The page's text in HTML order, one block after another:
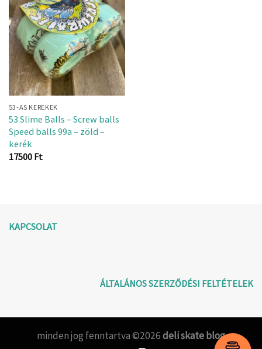
53-AS KEREKEK
53 Slime Balls – Screw balls
Speed balls 99a – zöld –
kerék
17500 Ft
KAPCSOLAT
ÁLTALÁNOS SZERZŐDÉSI FELTÉTELEK
minden jog fenntartva ©2026deli skate blog